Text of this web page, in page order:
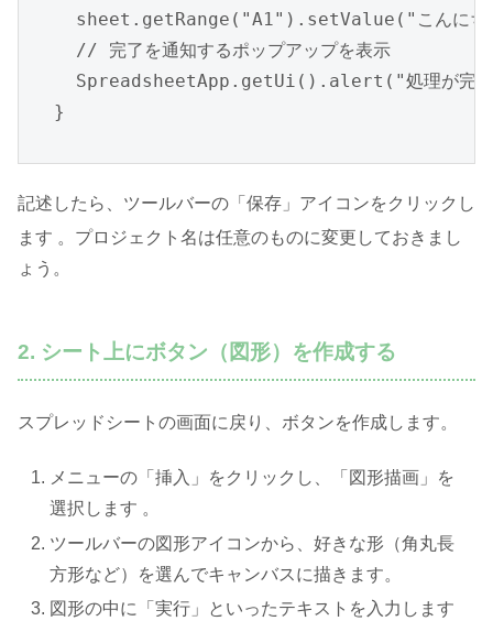
sheet.getRange("A1").setValue("こんにち
  // 完了を通知するポップアップを表示
SpreadsheetApp.getUi().alert("処理が完了
記述したら、ツールバーの「保存」アイコンをクリックし
ます 。プロジェクト名は任意のものに変更しておきまし
ょう。
2. シート上にボタン（図形）を作成する
スプレッドシートの画面に戻り、ボタンを作成します。
メニューの「挿入」をクリックし、「図形描画」を
選択します 。
ツールバーの図形アイコンから、好きな形（角丸長
方形など）を選んでキャンバスに描きます。
図形の中に「実行」といったテキストを入力します